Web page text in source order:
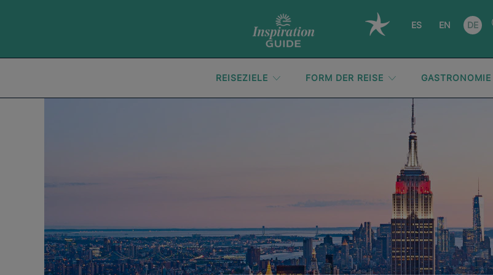
ES EN DE
REISEZIELE FORM DER REISE GASTRONOMIE